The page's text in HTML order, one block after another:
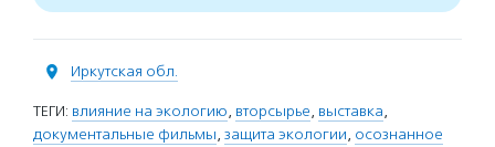
Иркутская обл.
ТЕГИ: влияние на экологию, вторсырье, выставка,
документальные фильмы, защита экологии, осознанное